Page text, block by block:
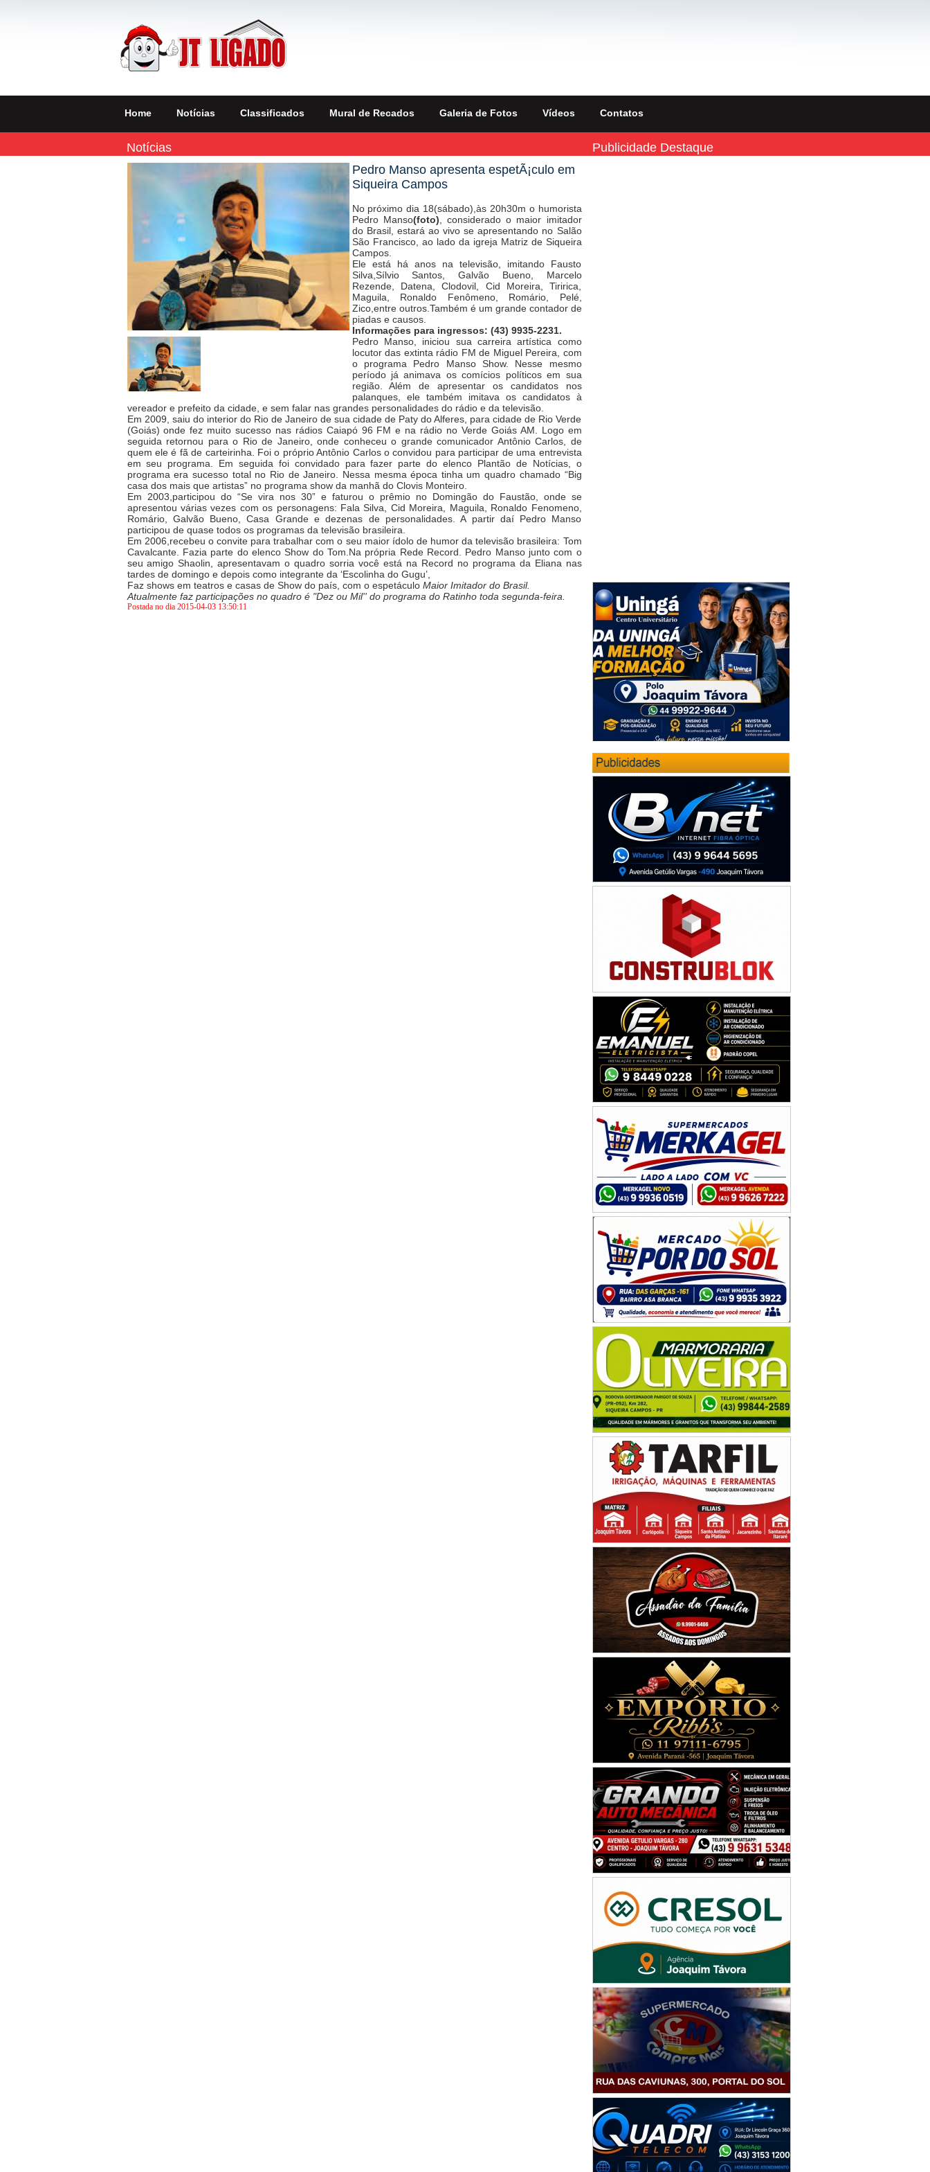
Home Notícias Classificados Mural de Recados Galeria de Fotos Vídeos Contatos
Notícias
Publicidade Destaque
Pedro Manso apresenta espetÃ¡culo em
Siqueira Campos
No próximo dia 18(sábado),às 20h30m o humorista
Pedro Manso(foto) , considerado o maior imitador
do Brasil, estará ao vivo se apresentando no Salão
São Francisco, ao lado da igreja Matriz de Siqueira
Campos.
Ele está há anos na televisão, imitando Fausto
Silva,Sílvio Santos, Galvão Bueno, Marcelo
Rezende, Datena, Clodovil, Cid Moreira, Tiririca,
Maguila, Ronaldo Fenômeno, Romário, Pelé,
Zico,entre outros.Também é um grande contador de
piadas e causos.
Informações para ingressos: (43) 9935-2231.
Pedro Manso, iniciou sua carreira artística como
locutor das extinta rádio FM de Miguel Pereira, com
o programa Pedro Manso Show. Nesse mesmo
período já animava os comícios políticos em sua
região. Além de apresentar os candidatos nos
palanques, ele também imitava os candidatos à
vereador e prefeito da cidade, e sem falar nas grandes personalidades do rádio e da televisão.
Em 2009, saiu do interior do Rio de Janeiro de sua cidade de Paty do Alferes, para cidade de Rio Verde
(Goiás) onde fez muito sucesso nas rádios Caiapó 96 FM e na rádio no Verde Goiás AM. Logo em
seguida retornou para o Rio de Janeiro, onde conheceu o grande comunicador Antônio Carlos, de
quem ele é fã de carteirinha. Foi o próprio Antônio Carlos o convidou para participar de uma entrevista
em seu programa. Em seguida foi convidado para fazer parte do elenco Plantão de Notícias, o
programa era sucesso total no Rio de Janeiro. Nessa mesma época tinha um quadro chamado “Big
casa dos mais que artistas” no programa show da manhã do Clovis Monteiro.
Em 2003,participou do “Se vira nos 30” e faturou o prêmio no Domingão do Faustão, onde se
apresentou várias vezes com os personagens: Fala Silva, Cid Moreira, Maguila, Ronaldo Fenomeno,
Romário, Galvão Bueno, Casa Grande e dezenas de personalidades. A partir daí Pedro Manso
participou de quase todos os programas da televisão brasileira.
Em 2006,recebeu o convite para trabalhar com o seu maior ídolo de humor da televisão brasileira: Tom
Cavalcante. Fazia parte do elenco Show do Tom.Na própria Rede Record. Pedro Manso junto com o
seu amigo Shaolin, apresentavam o quadro sorria você está na Record no programa da Eliana nas
tardes de domingo e depois como integrante da ‘Escolinha do Gugu’,
Faz shows em teatros e casas de Show do país, com o espetáculo Maior Imitador do Brasil.
Atualmente faz participações no quadro é "Dez ou Mil'' do programa do Ratinho toda segunda-feira.
Postada no dia 2015-04-03 13:50:11